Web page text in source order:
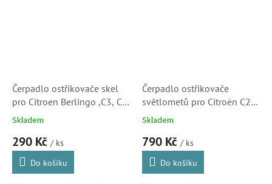
Čerpadlo ostřikovače skel
pro Citroen Berlingo ,C3, C4,
C5, C8, Saxo, Xsara a Xsara
Skladem
290 Kč / ks
Do košíku
Čerpadlo ostřikovače
světlometů pro Citroën C2,
C3, C4, C4 Picasso, C5, C6,
Skladem
790 Kč / ks
Do košíku